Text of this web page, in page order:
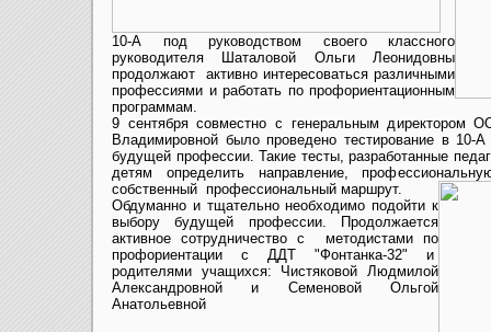
10-А под руководством своего классного
руководителя Шаталовой Ольги Леонидовны
продолжают активно интересоваться различными
профессиями и работать по профориентационным
программам.
9 сентября совместно с генеральным
Владимировной было проведено тестирование в 10-
будущей профессии. Такие тесты, разработанные
детям определить направление,
собственный профессиональный маршрут.
Обдуманно и тщательно необходимо подойти к
выбору будущей профессии. Продолжается
активное сотрудничество с методистами по
профориентации с ДДТ "Фонтанка-32" и
родителями учащихся: Чистяковой Людмилой
Александровной и Семеновой Ольгой
Анатольевной